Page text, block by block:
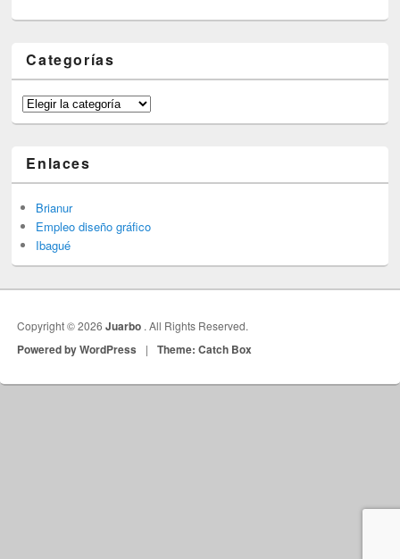
Categorías
Categorías
Enlaces
Brianur
Empleo diseño gráfico
Ibagué
Copyright © 2026Juarbo . All Rights Reserved.
Powered by WordPress | Theme: Catch Box